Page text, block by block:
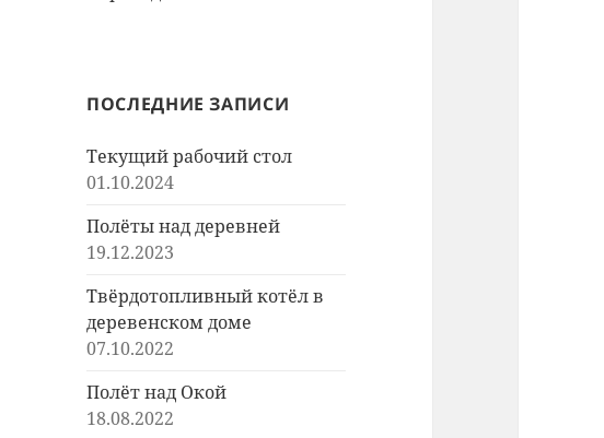
ПОСЛЕДНИЕ ЗАПИСИ
Текущий рабочий стол
01.10.2024
Полёты над деревней
19.12.2023
Твёрдотопливный котёл в
деревенском доме
07.10.2022
Полёт над Окой
18.08.2022